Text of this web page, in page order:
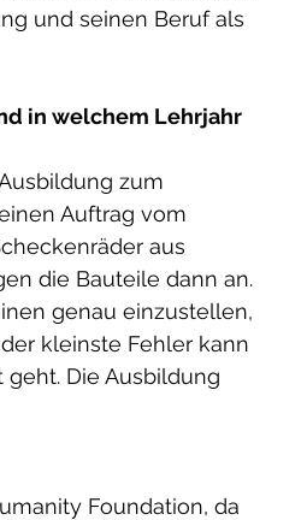
und seinen Beruf als
in welchem Lehrjahr
zum
Auftrag vom
aus
die Bauteile dann an.
genau einzustellen,
kleinste Fehler kann
Die Ausbildung
Foundation, da